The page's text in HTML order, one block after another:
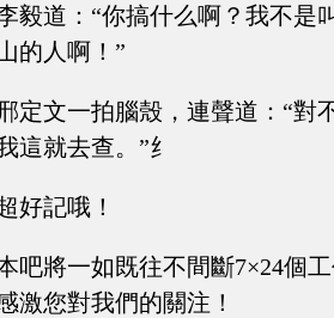
毅道：“你搞什么啊？我不是
的人啊！”
定文一拍腦殼，連聲道：“對
這就去查。”纟
好記哦！
吧將一如既往不間斷7×24個
激您對我們的關注！